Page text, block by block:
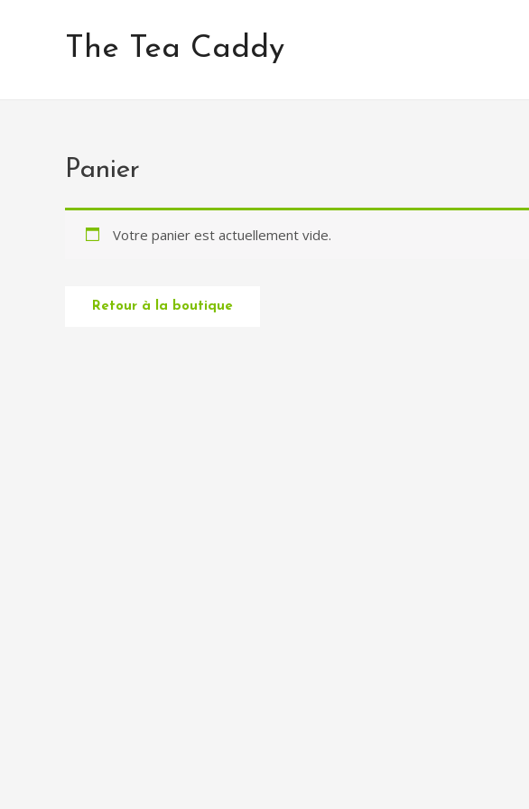
The Tea Caddy
Panier
Votre panier est actuellement vide.
Retour à la boutique